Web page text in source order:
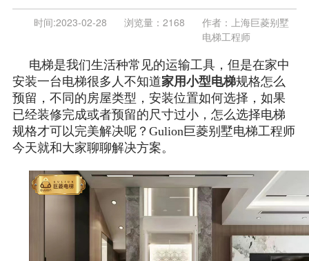
时间:2023-02-28 浏览量： 2168 作者： 上海巨菱别墅
电梯工程师
电梯是我们生活种常见的运输工具，但是在家中
安装一台电梯很多人不知道家用小型电梯规格怎么
预留，不同的房屋类型，安装位置如何选择，如果
已经装修完成或者预留的尺寸过小，怎么选择电梯
规格才可以完美解决呢？Gulion巨菱别墅电梯工程师
今天就和大家聊聊解决方案。